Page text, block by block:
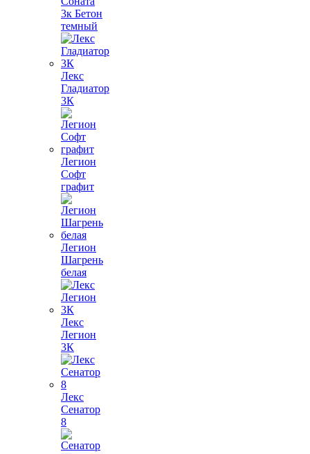
3к Бетон
темный
Лекс
Гладиатор
3К
Легион
Софт
графит
Легион
Шагрень
белая
Лекс
Легион
3К
Лекс
Сенатор
8